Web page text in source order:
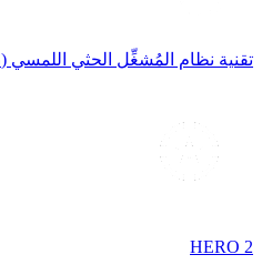
تقنية نظام المُشغِّل الحثي اللمسي (HITS)
HERO 2